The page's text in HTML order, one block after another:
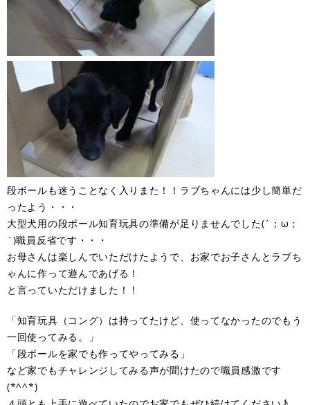
段ボールも迷うことなく入りまた！！ラブちゃんには少し簡単だ
ったよう・・・
大型犬用の段ボール知育玩具の準備が足りませんでした(´；ω；
`)職員反省です・・・
お母さんは楽しんでいただけたようで、お家でお子さんとラブち
ゃんに作って遊んであげる！
と言っていただけました！！
「知育玩具（コング）は持ってたけど、使ってなかったのでもう
一回使ってみる。」
「段ボールを家でも作ってやってみる」
など家でもチャレンジしてみる声が聞けたので職員感激です
(*^^*)